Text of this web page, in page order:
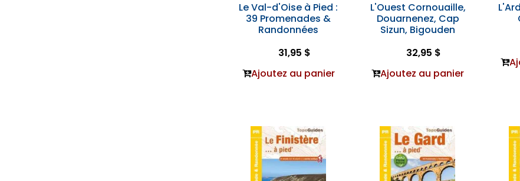
Le Val-d'Oise à Pied :
39 Promenades &
Randonnées
31,95 $
Ajoutez au panier
L'Ouest Cornouaille,
Douarnenez, Cap
Sizun, Bigouden
32,95 $
Ajoutez au panier